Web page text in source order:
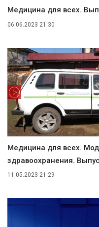
Медицина для всех.
06.06.2023 21:30
Медицина для всех.
здравоохранения.
11.05.2023 21:29